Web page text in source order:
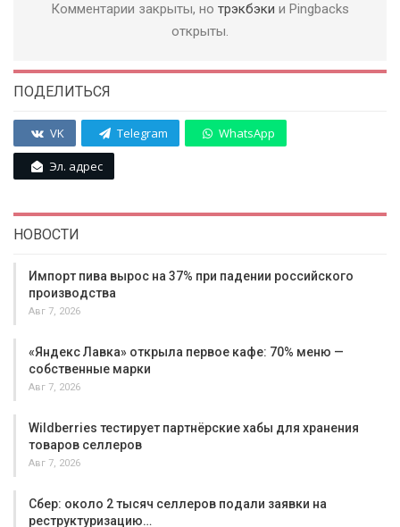
Комментарии закрыты, но трэкбэки и Pingbacks
открыты.
ПОДЕЛИТЬСЯ
VK Telegram WhatsApp
Эл. адрес
НОВОСТИ
Импорт пива вырос на 37% при падении российского
производства
Авг 7, 2026
«Яндекс Лавка» открыла первое кафе: 70% меню —
собственные марки
Авг 7, 2026
Wildberries тестирует партнёрские хабы для хранения
товаров селлеров
Авг 7, 2026
Сбер: около 2 тысяч селлеров подали заявки на
реструктуризацию…